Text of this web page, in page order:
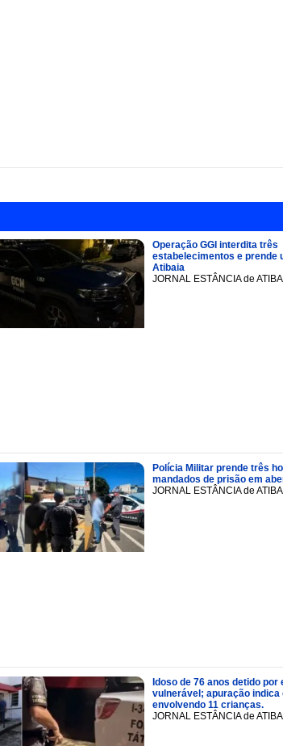
Operação GGI interdita três
estabelecimentos e prende
Atibaia
JORNAL ESTÂNCIA de
Polícia Militar prende três
mandados de prisão em
JORNAL ESTÂNCIA de
Idoso de 76 anos detido por
vulnerável; apuração indica
envolvendo 11 crianças.
JORNAL ESTÂNCIA de